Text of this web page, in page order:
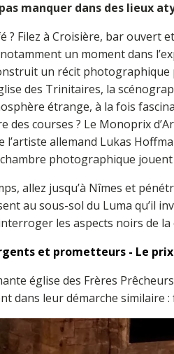
manquer dans des lieux
? Filez à Croisière, bar
un moment dans
un récit photographique
des Trinitaires, la
étrange, à la fois
des courses ? Le Monoprix
l’artiste allemand Lukas
photographique
allez jusqu’à Nîmes et
au sous-sol du Luma qu’il
les aspects noirs de
et prometteurs - Le prix
église des Frères
dans leur démarche similaire